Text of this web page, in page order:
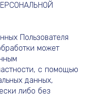
Пользователя
может
с помощью
данных,
либо без